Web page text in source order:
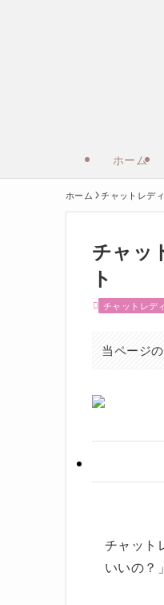
ホーム
ホーム チャットレデ
チャッ
ト
チャットレデ
当ページ
チャット
いいの？